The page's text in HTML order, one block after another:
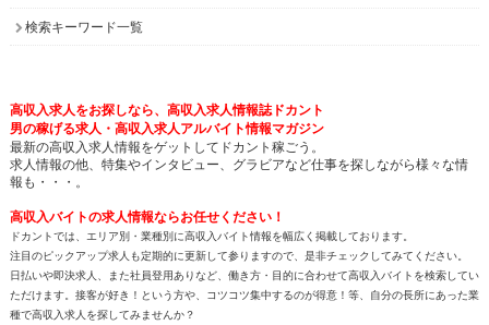
検索キーワード一覧
高収入求人をお探しなら、高収入求人情報誌ドカント
男の稼げる求人・高収入求人アルバイト情報マガジン
最新の高収入求人情報をゲットしてドカント稼ごう。
求人情報の他、特集やインタビュー、グラビアなど仕事を探しながら様々な情
報も・・・。
高収入バイトの求人情報ならお任せください！
ドカントでは、エリア別・業種別に高収入バイト情報を幅広く掲載しております。
注目のピックアップ求人も定期的に更新して参りますので、是非チェックしてみてください。
日払いや即決求人、また社員登用ありなど、働き方・目的に合わせて高収入バイトを検索してい
ただけます。接客が好き！という方や、コツコツ集中するのが得意！等、自分の長所にあった業
種で高収入求人を探してみませんか？